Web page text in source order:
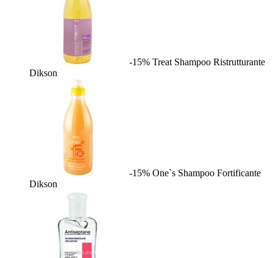
-15% Treat Shampoo Ristrutturante
Dikson
-15% One`s Shampoo Fortificante
Dikson